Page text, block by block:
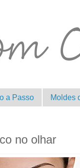
a Passo Moldes
no olhar